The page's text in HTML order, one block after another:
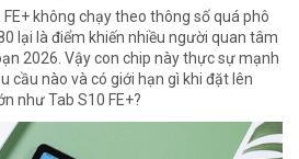
không chạy theo thông số quá phô
lại là điểm khiến nhiều người quan tâm
2026. Vậy con chip này thực sự mạnh
cầu nào và có giới hạn gì khi đặt lên
như Tab S10 FE+?